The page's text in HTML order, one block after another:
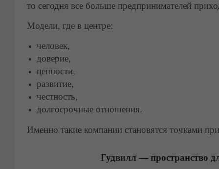
то сегодня все больше предпринимателей
Модели, где в центре:
человек,
доверие,
ценности,
развитие,
честность,
долгосрочные отношения.
Именно такие компании становятся точками
Гудвилл — пространство